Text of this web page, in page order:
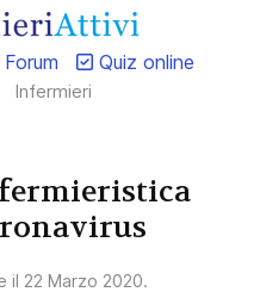
Forum
Quiz online
Infermieri
il 22 Marzo 2020.